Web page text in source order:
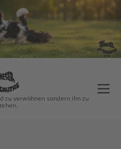
zu verwöhnen sondern ihn zu